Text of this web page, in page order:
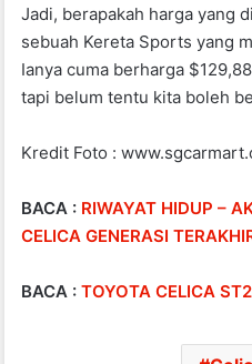
Jadi, berapakah harga yang
sebuah Kereta Sports yang
Ianya cuma berharga
tapi belum tentu kita boleh
Kredit Foto :
BACA : RIWAYAT HIDUP –
CELICA GENERASI
BACA :TOYOTA CELICA